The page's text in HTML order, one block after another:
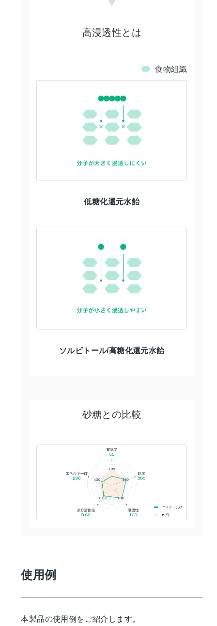
高浸透性とは
食物組織
ソルビトール/高糖化還元水飴
低糖化還元水飴
砂糖との比較
使用例
本製品の使用例をご紹介します。